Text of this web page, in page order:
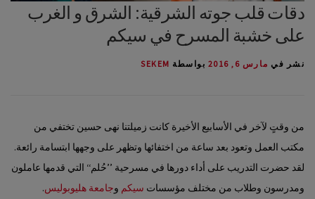
دقات قلب جوته الشرقية: الشرق و الغرب
على خشبة المسرح في سيكم
نشر في مارس 6, 2016 بواسطة SEKEM
من وقتٍ لآخر في الأسابيع الأخيرة كانت زميلتنا نهى حسين تختفي من
مكتب العمل وتعود بعد ساعة من اختفائها وتظهر على وجهها ابتسامة رائعة.
لقد حضرت التدريب على أداء دورها في مسرحية ’’حُلم‘‘ التي قدمها عاملون
ومدرسون وطلاب من مختلف مؤسسات سيكم وجامعة هليوبوليس.